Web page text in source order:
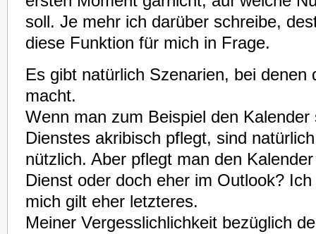
soll. Je mehr ich darüber schreibe,
diese Funktion für mich in Frage.
Es gibt natürlich Szenarien, bei denen
macht.
Wenn man zum Beispiel den Kalender
Dienstes akribisch pflegt, sind
nützlich. Aber pflegt man den
Dienst oder doch eher im Outlook?
mich gilt eher letzteres.
Meiner Vergesslichlichkeit bezüglich